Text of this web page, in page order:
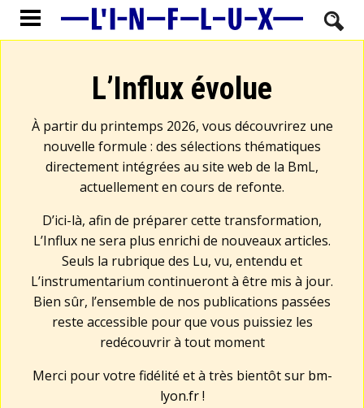
L’Influx évolue
À partir du printemps 2026, vous découvrirez une
nouvelle formule : des sélections thématiques
directement intégrées au site web de la BmL,
actuellement en cours de refonte.
D’ici-là, afin de préparer cette transformation,
L’Influx ne sera plus enrichi de nouveaux articles.
Seuls la rubrique des Lu, vu, entendu et
L’instrumentarium continueront à être mis à jour.
Bien sûr, l’ensemble de nos publications passées
reste accessible pour que vous puissiez les
redécouvrir à tout moment
Merci pour votre fidélité et à très bientôt sur bm-
lyon.fr!